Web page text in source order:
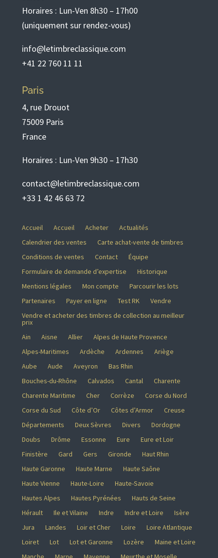
Horaires : Lun-Ven 8h30 – 17h00
(uniquement sur rendez-vous)
info@letimbreclassique.com
+41 22 760 11 11
Paris
4, rue Drouot
75009 Paris
France
Horaires : Lun-Ven 9h30 – 17h30
contact@letimbreclassique.com
+33 1 42 46 63 72
Accueil Accueil Acheter
Actualités
Calendrier des ventes
Carte achat-vente de timbres
Conditions de ventes
Contact
Équipe
Formulaire de demande d’expertise
Historique
Mentions légales
Mon compte
Parcourir les lots
Partenaires
Payer en ligne Test RK
Vendre
Vendre et acheter des timbres de collection au meilleur
prix
Ain
Aisne Allier
Alpes de Haute Provence
Alpes-Maritimes
Ardèche Ardennes
Ariège
Aube
Aude Aveyron
Bas Rhin
Bouches-du-Rhône
Calvados Cantal
Charente
Charente Maritime
Cher Corrèze
Corse du Nord
Corse du Sud
Côte d’Or Côtes d’Armor
Creuse
Départements
Deux Sèvres Divers
Dordogne
Doubs
Drôme Essonne Eure
Eure et Loir
Finistère
Gard Gers Gironde
Haut Rhin
Haute Garonne
Haute Marne
Haute Saône
Haute Vienne
Haute-Loire
Haute-Savoie
Hautes Alpes
Hautes Pyrénées
Hauts de Seine
Hérault
Ile et Vilaine Indre Indre et Loire
Isère
Jura
Landes Loir et Cher Loire
Loire Atlantique
Loiret
Lot Lot et Garonne Lozère
Maine et Loire